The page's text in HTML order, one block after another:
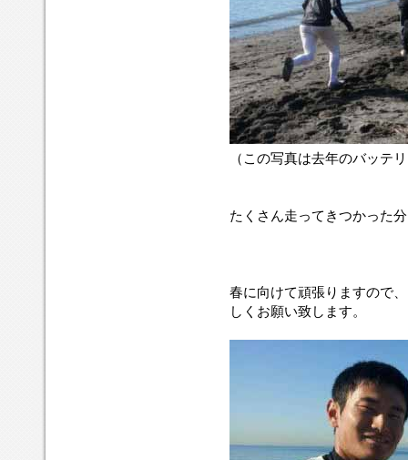
（この写真は去年のバッテ
たくさん走ってきつかった
春に向けて頑張りますので
しくお願い致します。